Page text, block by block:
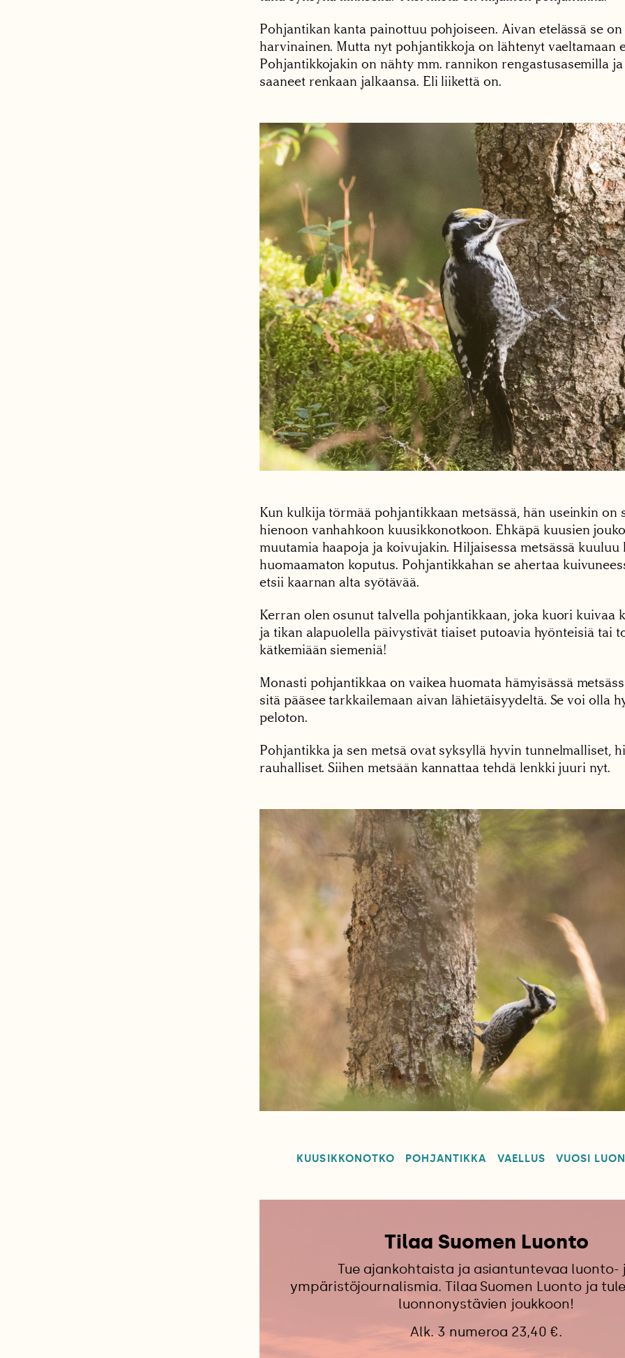
Pohjantikan kanta painottuu pohjoiseen. Aivan etelässä se
harvinainen. Mutta nyt pohjantikkoja on lähtenyt vaeltamaan
Pohjantikkojakin on nähty mm. rannikon rengastusasemilla
saaneet renkaan jalkaansa. Eli liikettä on.
Kun kulkija törmää pohjantikkaan metsässä, hän useinkin on
hienoon vanhahkoon kuusikkonotkoon. Ehkäpä kuusien
muutamia haapoja ja koivujakin. Hiljaisessa metsässä kuuluu
huomaamaton koputus. Pohjantikkahan se ahertaa
etsii kaarnan alta syötävää.
Kerran olen osunut talvella pohjantikkaan, joka kuori kuivaa
ja tikan alapuolella päivystivät tiaiset putoavia hyönteisiä tai
kätkemiään siemeniä!
Monasti pohjantikkaa on vaikea huomata hämyisässä
sitä pääsee tarkkailemaan aivan lähietäisyydeltä. Se voi olla
peloton.
Pohjantikka ja sen metsä ovat syksyllä hyvin tunnelmalliset,
rauhalliset. Siihen metsään kannattaa tehdä lenkki juuri nyt.
KUUSIKKONOTKO POHJANTIKKA VAELLUS VUOSI
Tilaa Suomen Luonto
Tue ajankohtaista ja asiantuntevaa luonto-
ympäristöjournalismia. Tilaa Suomen Luonto ja
luonnonystävien joukkoon!
Alk. 3 numeroa 23,40 €.